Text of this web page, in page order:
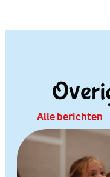
Alle berichten